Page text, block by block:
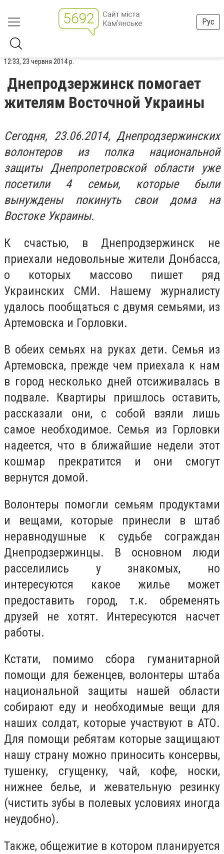
Рус
12:33, 23 червня 2014 р.
Днепродзержинск помогает
жителям Восточной Украины
Сегодня, 23.06.2014, Днепродзержинских
волонтеров из полка национальной
защиты Днепропетровской области уже
посетили 4 семьи, которые были
вынуждены покинуть свои дома на
Востоке Украины.
К счастью, в Днепродзержинск не
приехали недовольные жители Донбасса,
о которых массово пишет ряд
Украинских СМИ. Нашему журналисту
удалось пообщаться с двумя семьями, из
Артемовска и Горловки.
В обеих семьях на руках дети. Семья из
Артемовска, прежде чем приехала к нам
в город несколько дней отсиживалась в
подвале. Квартиры пришлось оставить,
рассказали они, с собой взяли лишь
самое необходимое. Семья из Горловки
надеется, что в ближайшие недели этот
кошмар прекратится и они смогут
вернутся домой.
Волонтеры помогли семьям продуктами
и вещами, которые принесли в штаб
неравнодушные к судьбе сограждан
Днепродзержинцы. В основном люди
расселились у знакомых, но
интересуются какое жилье может
предоставить город, т.к. обременять
друзей не хотят. Интересуются насчет
работы.
Кстати, помимо сбора гуманитарной
помощи для беженцев, волонтеры штаба
национальной защиты нашей области
собирают еду и необходимые вещи для
наших солдат, которые участвуют в АТО.
Для помощи ребятам которые защищают
нашу страну можно приносить консервы,
тушенку, сгущенку, чай, кофе, носки,
нижнее белье, и жевательную резинку
(чистить зубы в полевых условиях иногда
неудобно).
Также, общежитие в котором планируется